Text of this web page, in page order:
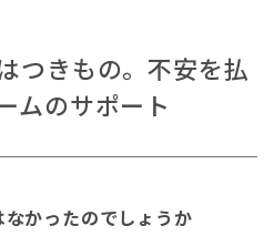
つきもの。不安を払
ムのサポート
かったのでしょうか